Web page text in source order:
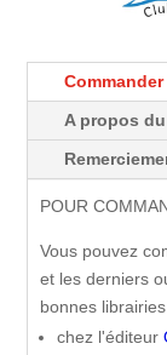
A propos
POUR
Vous pouvez
et les derniers
bonnes
chez l'éditeur